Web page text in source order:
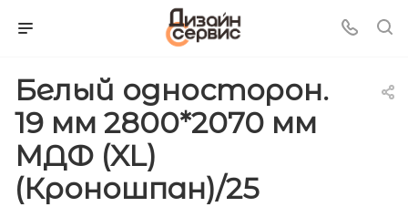
Белый односторон.
19 мм 2800*2070 мм
МДФ (XL)
(Кроношпан)/25